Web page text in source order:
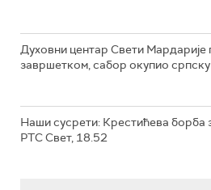
Духовни центар Свети Мардарије
завршетком, сабор окупио српску
Наши сусрети: Крестићева борба
РТС Свет, 18.52